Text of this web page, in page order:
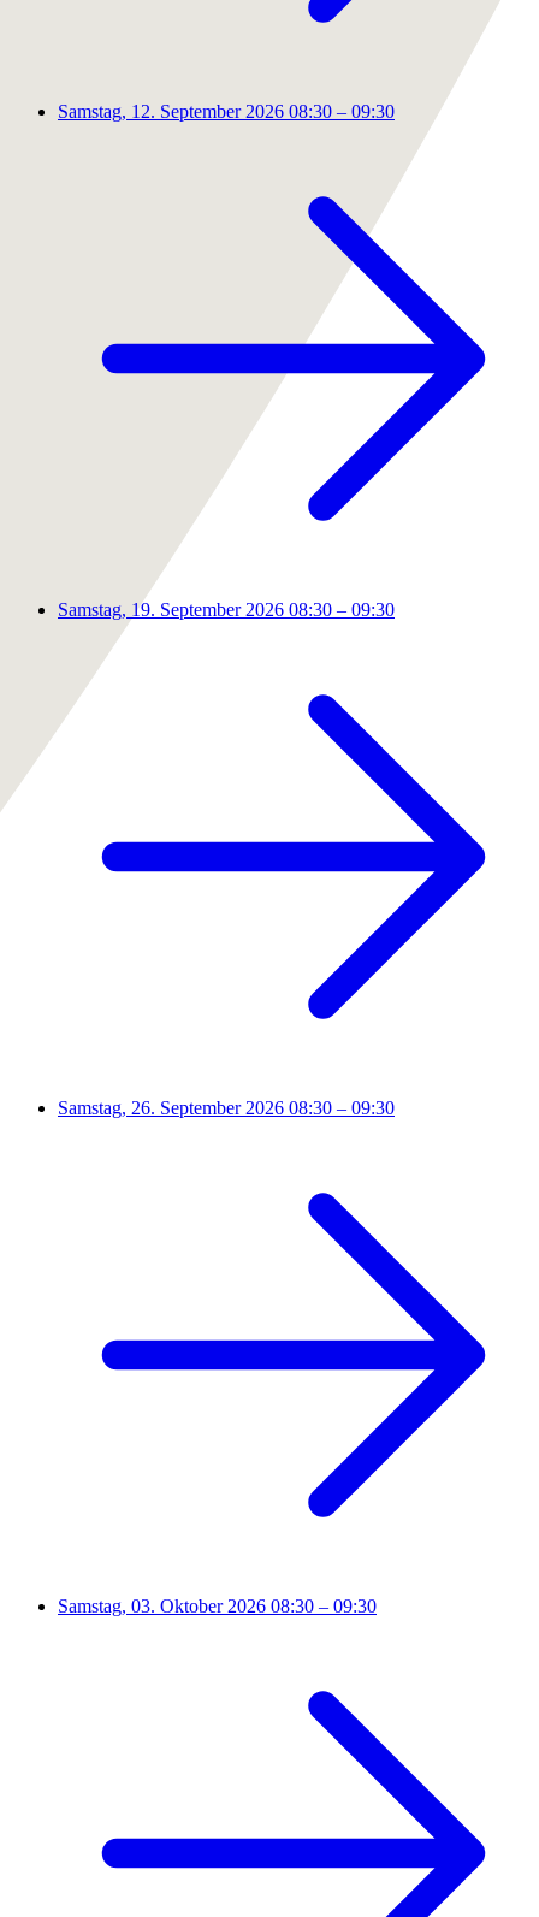
Samstag, 12. September 2026 08:30 – 09:30
Samstag, 19. September 2026 08:30 – 09:30
Samstag, 26. September 2026 08:30 – 09:30
Samstag, 03. Oktober 2026 08:30 – 09:30